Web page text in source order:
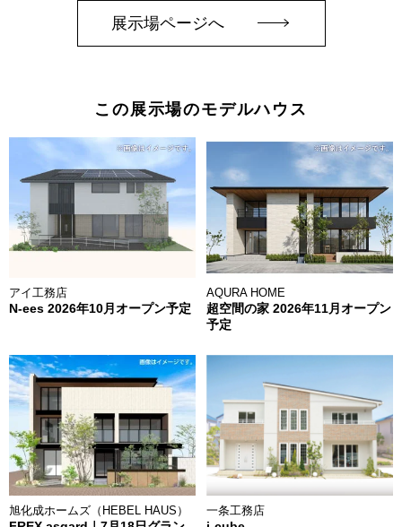
展示場ページへ
この展示場のモデルハウス
アイ工務店
N-ees 2026年10月オープン予定
AQURA HOME
超空間の家 2026年11月オープン
予定
旭化成ホームズ（HEBEL HAUS） 一条工務店